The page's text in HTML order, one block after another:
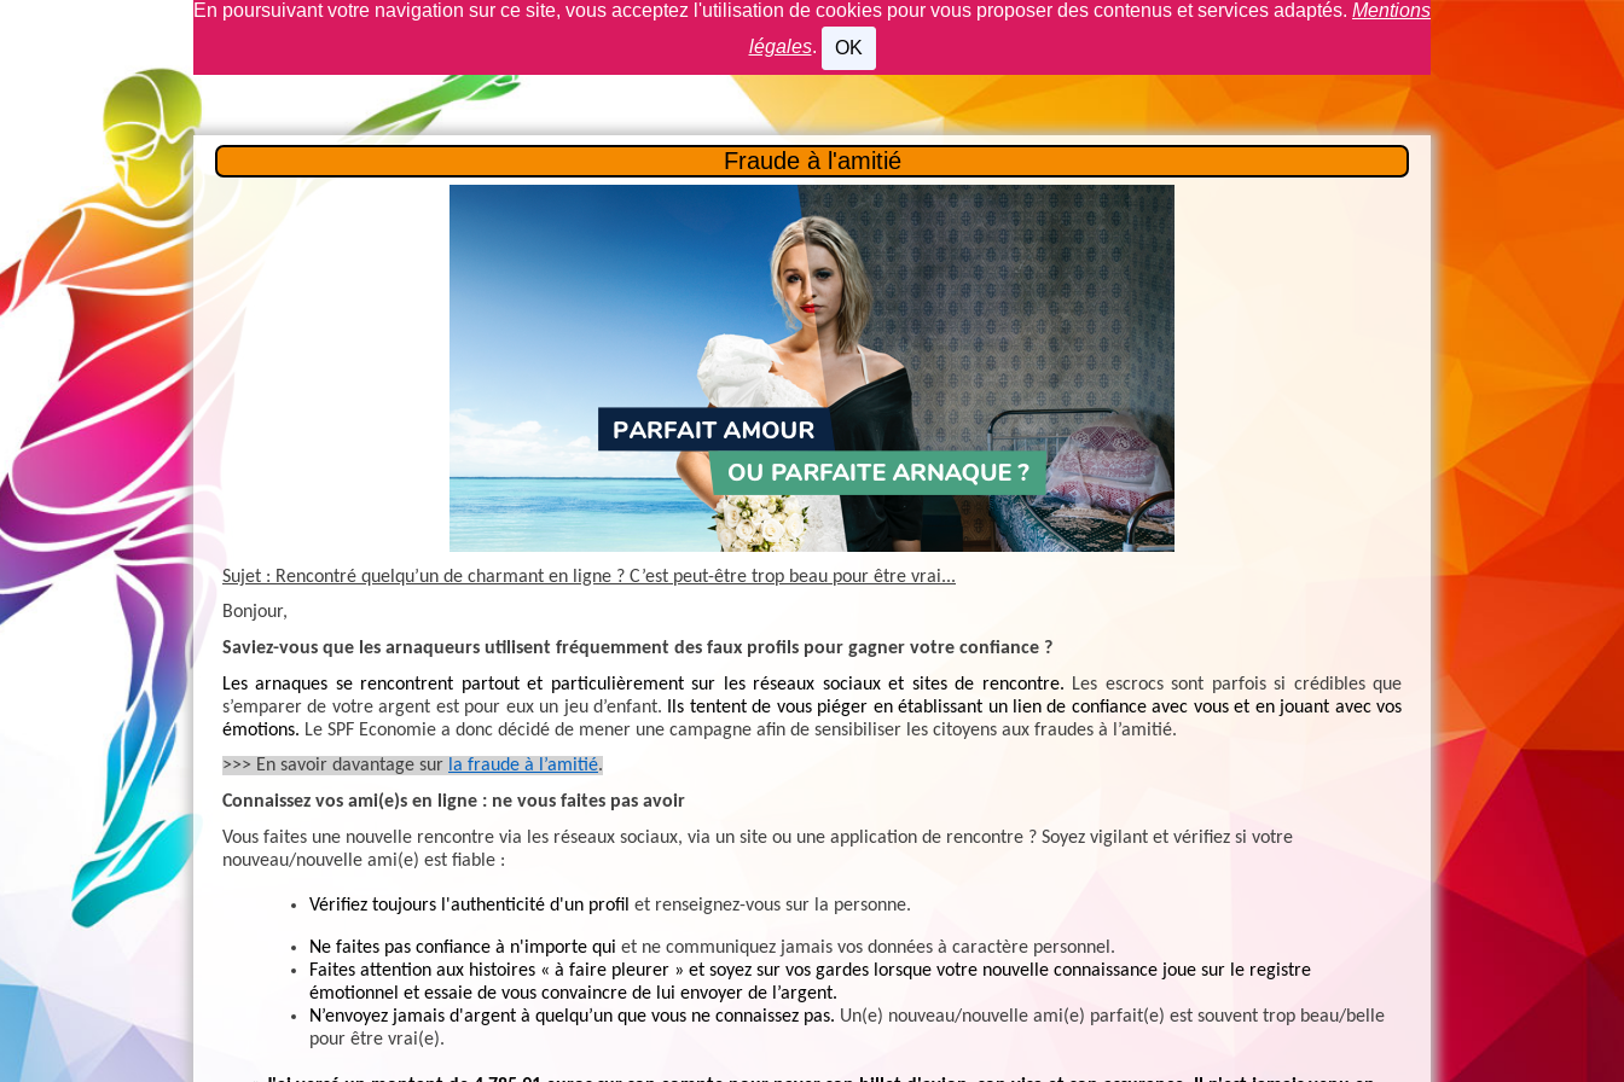
En poursuivant votre navigation sur ce site, vous acceptez l'utilisation de cookies pour vous proposer des contenus et services adaptés. Mentions
légales. OK
Fraude à l'amitié
Sujet : Rencontré quelqu’un de charmant en ligne ? C’est peut-être trop beau pour être vrai...
Bonjour,
Saviez-vous que les arnaqueurs utilisent fréquemment des faux profils pour gagner votre confiance ?
Les arnaques se rencontrent partout et particulièrement sur les réseaux sociaux et sites de rencontre. Les escrocs sont parfois si crédibles que
s’emparer de votre argent est pour eux un jeu d’enfant.
Ils tentent de vous piéger en établissant un lien de confiance avec vous et en jouant avec vos
émotions. Le SPF Economie a donc décidé de mener une campagne afin de sensibiliser les citoyens aux fraudes à l’amitié.
>>> En savoir davantage sur la fraude à l’amitié.
Connaissez vos ami(e)s en ligne : ne vous faites pas avoir
Vous faites une nouvelle rencontre via les réseaux sociaux, via un site ou une application de rencontre ? Soyez vigilant et vérifiez si votre
nouveau/nouvelle ami(e) est fiable :
Vérifiez toujours l'authenticité d'un profil et renseignez-vous sur la personne.
Ne faites pas confiance à n'importe qui et ne communiquez jamais vos données à caractère personnel.
Faites attention aux histoires « à faire pleurer » et soyez sur vos gardes lorsque votre nouvelle connaissance joue sur le registre
émotionnel et essaie de vous convaincre de lui envoyer de l’argent.
N’envoyez jamais d'argent à quelqu’un que vous ne connaissez pas. Un(e) nouveau/nouvelle ami(e) parfait(e) est souvent trop beau/belle
pour être vrai(e).